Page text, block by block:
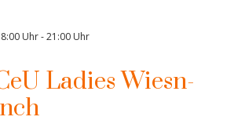
Uhr-21:00 Uhr
Ladies Wiesn-